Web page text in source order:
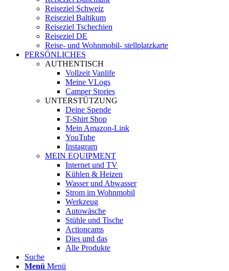
Reiseziel Schweiz
Reiseziel Baltikum
Reiseziel Tschechien
Reiseziel DE
Reise- und Wohnmobil- stellplatzkarte
PERSÖNLICHES
AUTHENTISCH
Vollzeit Vanlife
Meine VLogs
Camper Stories
UNTERSTÜTZUNG
Deine Spende
T-Shirt Shop
Mein Amazon-Link
YouTube
Instagram
MEIN EQUIPMENT
Internet und TV
Kühlen & Heizen
Wasser und Abwasser
Strom im Wohnmobil
Werkzeug
Autowäsche
Stühle und Tische
Actioncams
Dies und das
Alle Produkte
Suche
Menü Menü